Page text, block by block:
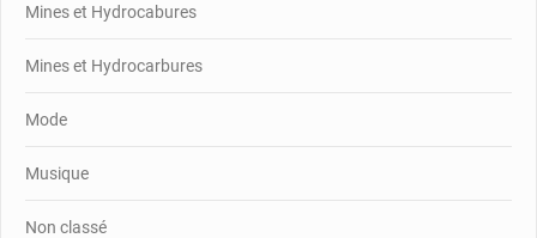
Mines et Hydrocabures
Mines et Hydrocarbures
Mode
Musique
Non classé